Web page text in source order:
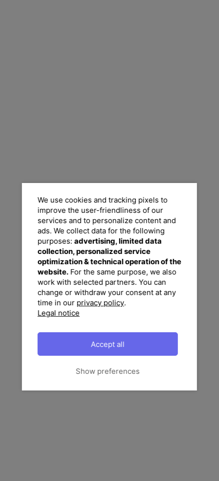
We use cookies and tracking pixels to
improve the user-friendliness of our
services and to personalize content and
ads. We collect data for the following
purposes: advertising, limited data
collection, personalized service
optimization & technical operation of the
website.For the same purpose, we also
work with selected partners. You can
change or withdraw your consent at any
time in our privacy policy.
Legal notice
Show preferences
Accept all